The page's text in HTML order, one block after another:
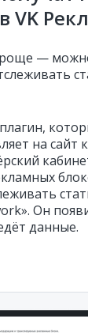
VK
—
на сайт
Он
данные.